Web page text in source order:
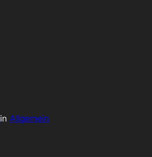
in Allgemein